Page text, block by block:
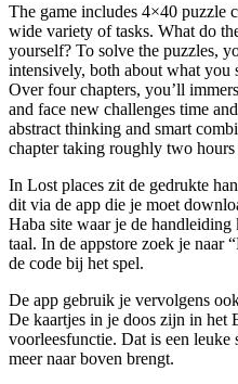
The game includes 4×40 puzzle
wide variety of tasks. What do
yourself? To solve the puzzles,
intensively, both about what you
Over four chapters, you’ll
and face new challenges time
abstract thinking and smart
chapter taking roughly two
In Lost places zit de gedrukte
dit via de app die je moet
Haba site waar je de
taal. In de appstore zoek je naar
de code bij het spel.
De app gebruik je vervolgens
De kaartjes in je doos zijn in het
voorleesfunctie. Dat is een leuke
meer naar boven brengt.